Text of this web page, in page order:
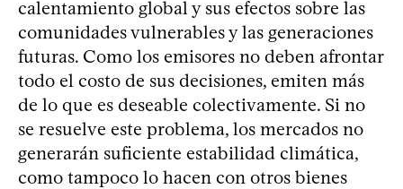
calentamiento global y sus efectos sobre las
comunidades vulnerables y las generaciones
futuras. Como los emisores no deben afrontar
todo el costo de sus decisiones, emiten más
de lo que es deseable colectivamente. Si no
se resuelve este problema, los mercados no
generarán suficiente estabilidad climática,
como tampoco lo hacen con otros bienes